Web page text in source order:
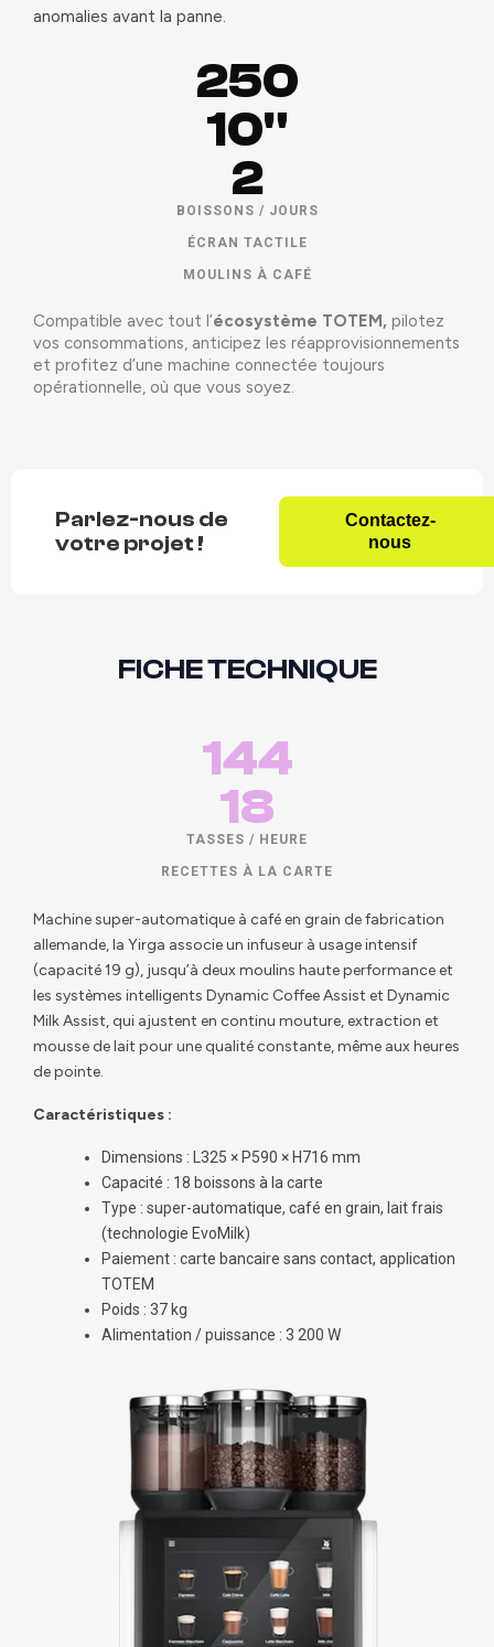
anomalies avant la panne.
250
10"
2
BOISSONS / JOURS
ÉCRAN TACTILE
MOULINS À CAFÉ
Compatible avec tout l’écosystème TOTEM, pilotez
vos consommations, anticipez les réapprovisionnements
et profitez d’une machine connectée toujours
opérationnelle, où que vous soyez.
Parlez-nous de
votre projet !
Contactez-
nous
FICHE TECHNIQUE
144
18
TASSES / HEURE
RECETTES À LA CARTE
Machine super-automatique à café en grain de fabrication
allemande, la Yirga associe un infuseur à usage intensif
(capacité 19 g), jusqu’à deux moulins haute performance et
les systèmes intelligents Dynamic Coffee Assist et Dynamic
Milk Assist, qui ajustent en continu mouture, extraction et
mousse de lait pour une qualité constante, même aux heures
de pointe.
Caractéristiques :
Dimensions : L325 × P590 × H716 mm
Capacité : 18 boissons à la carte
Type : super-automatique, café en grain, lait frais
(technologie EvoMilk)
Paiement : carte bancaire sans contact, application
TOTEM
Poids : 37 kg
Alimentation / puissance : 3 200 W